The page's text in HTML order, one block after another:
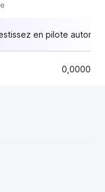
en pilote